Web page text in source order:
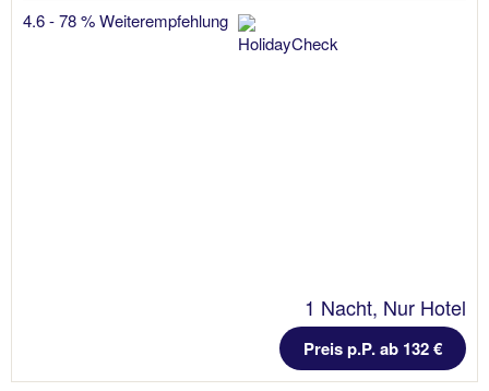
4.6 - 78 % Weiterempfehlung
1 Nacht, Nur Hotel
Preis p.P. ab 132 €